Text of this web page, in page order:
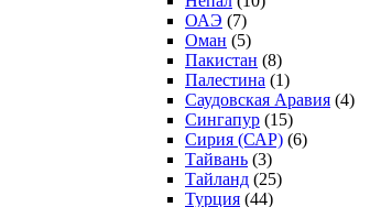
ОАЭ (7)
Оман (5)
Пакистан (8)
Палестина (1)
Саудовская Аравия (4)
Сингапур (15)
Сирия (САР) (6)
Тайвань (3)
Тайланд (25)
Турция (44)